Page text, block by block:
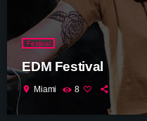
Festival
EDM Festival
location_on Miami 8